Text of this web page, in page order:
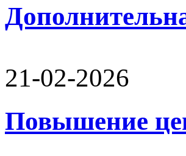
21-02-2026
Повышение